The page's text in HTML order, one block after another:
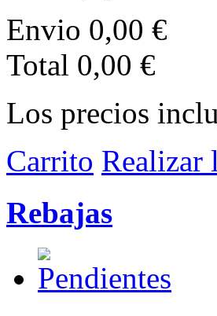
Envio 0,00 €
Total 0,00 €
Los precios
Carrito Realizar
Rebajas